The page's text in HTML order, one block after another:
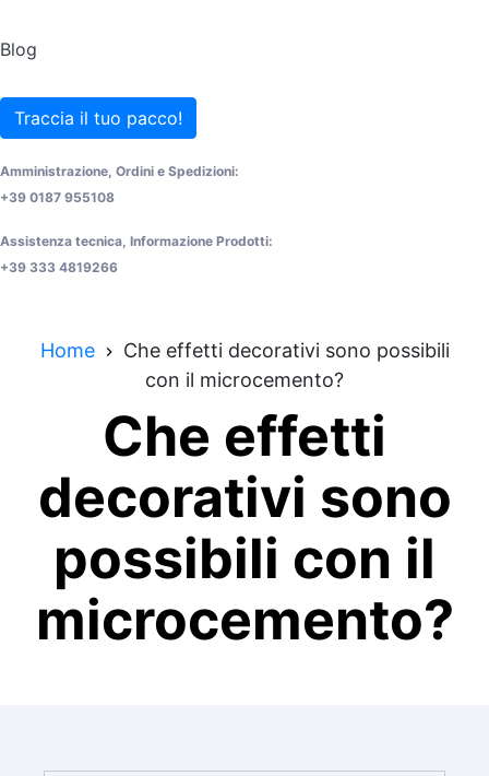
Blog
Traccia il tuo pacco!
Amministrazione, Ordini e Spedizioni:
+39 0187 955108
Assistenza tecnica, Informazione Prodotti:
+39 333 4819266
Home
Che effetti decorativi sono possibili
con il microcemento?
Che effetti
decorativi sono
possibili con il
microcemento?